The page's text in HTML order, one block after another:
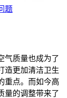
题
气质量也成为了
造更加清洁卫生
重点。而如今高
量的调整带来了